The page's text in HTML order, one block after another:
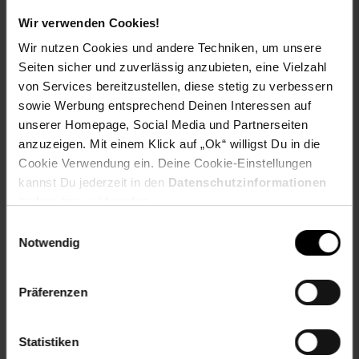
Wir verwenden Cookies!
Wir nutzen Cookies und andere Techniken, um unsere
Seiten sicher und zuverlässig anzubieten, eine Vielzahl
von Services bereitzustellen, diese stetig zu verbessern
sowie Werbung entsprechend Deinen Interessen auf
unserer Homepage, Social Media und Partnerseiten
anzuzeigen. Mit einem Klick auf „Ok“ willigst Du in die
Cookie Verwendung ein. Deine Cookie-Einstellungen
kannst Du jederzeit in den Datenschutzinformationen
Notwendig
Präferenzen
Statistiken
EU-Verantwortlicher:Moni Trade Ltd. Bojurka
VladimirovaTrebich, Dolo
Str11298SofiaBulgarienoffice@cangaroo-bg.com
Alter bis 3 Jahre
EAN: 3800146269814
Artikel gehört zur Kategorie:Babybadewannen & Co.
Versandinformationen